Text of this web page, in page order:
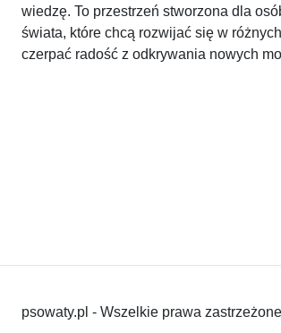
wiedzę. To przestrzeń stworzona dla
świata, które chcą rozwijać się w
czerpać radość z odkrywania nowych
psowaty.pl - Wszelkie prawa